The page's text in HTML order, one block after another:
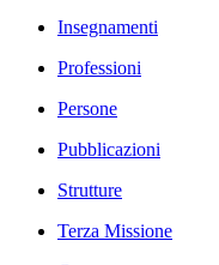
Insegnamenti
Professioni
Persone
Pubblicazioni
Strutture
Terza Missione